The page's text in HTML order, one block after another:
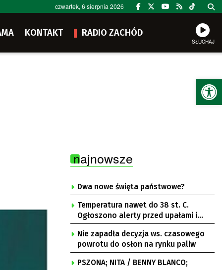
czwartek, 6 sierpnia 2026
KONTAKT RADIO ZACHÓD
SŁUCHAJ
najnowsze
Dwa nowe święta państwowe?
Temperatura nawet do 38 st. C.
Ogłoszono alerty przed upałami i
burzami
Nie zapadła decyzja ws. czasowego
powrotu do osłon na rynku paliw
PSZONA; NITA / BENNY BLANCO;